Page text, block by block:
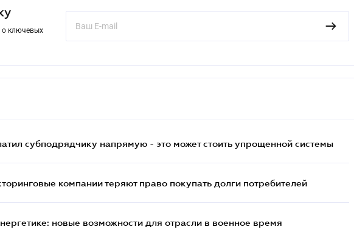
о ключевых
субподрядчику напрямую - это может стоить упрощенной системы
компании теряют право покупать долги потребителей
новые возможности для отрасли в военное время